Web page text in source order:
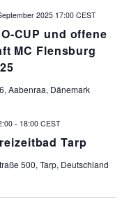
i
g
o
n
t
v
CUP und offene
MC Flensburg
2025 17:00 CEST
Aabenraa, Dänemark
Tarp
- 18:00 CEST
500, Tarp, Deutschland